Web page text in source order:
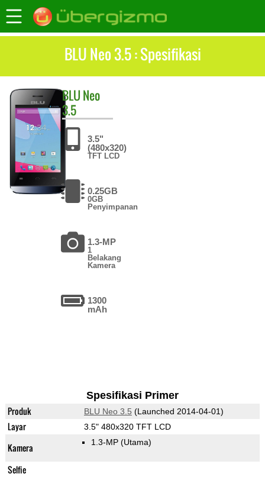
BLU Neo 3.5 : Spesifikasi
BLUNeo
3.5
3.5"
(480x320)
TFT LCD
0.25GB
0GB
Penyimpanan
1.3-MP
1
Belakang
Kamera
1300
mAh
Spesifikasi Primer
Produk BLU Neo 3.5 (Launched 2014-04-01)
Layar 3.5" 480x320 TFT LCD
Kamera 1.3-MP (Utama)
Selfie